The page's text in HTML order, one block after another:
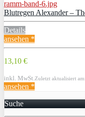
Blutregen Alexander –
Details
ansehen *
13,10 €
inkl. MwSt. Zuletzt aktualisiert
ansehen *
Suche